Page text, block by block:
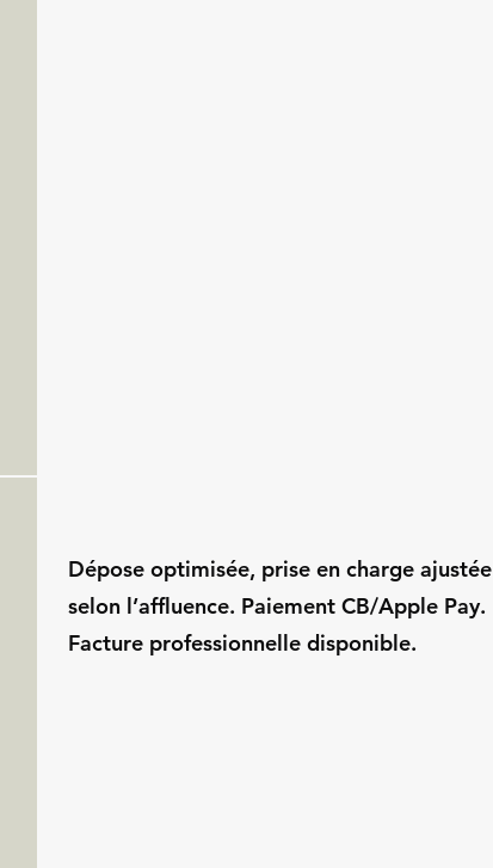
Dépose optimisée, prise en charge ajustée
selon l’affluence. Paiement CB/Apple Pay.
Facture professionnelle disponible.